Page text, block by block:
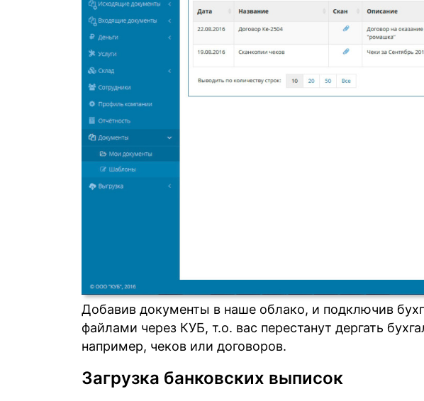
Добавив документы в наше облако, и подключив
файлами через КУБ, т.о. вас перестанут дергать
например, чеков или договоров.
Загрузка банковских выписок